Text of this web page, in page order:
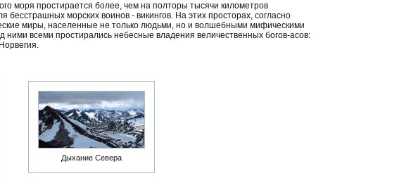
моря простирается более, чем на полторы тысячи километров
бесстрашных морских воинов - викингов. На этих просторах, согласно
миры, населенные не только людьми, но и волшебными мифическими
всеми простирались небесные владения величественных богов-асов:
Дыхание Севера